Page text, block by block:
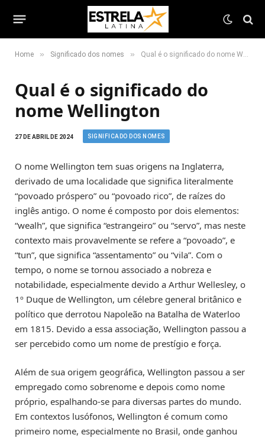
Home » Significado dos nomes » Qual é o significado do nome Wellington
Qual é o significado do
nome Wellington
27 DE ABRIL DE 2024 SIGNIFICADO DOS NOMES
O nome Wellington tem suas origens na Inglaterra,
derivado de uma localidade que significa literalmente
“povoado próspero” ou “povoado rico”, de raízes do
inglês antigo. O nome é composto por dois elementos:
“wealh”, que significa “estrangeiro” ou “servo”, mas neste
contexto mais provavelmente se refere a “povoado”, e
“tun”, que significa “assentamento” ou “vila”. Com o
tempo, o nome se tornou associado a nobreza e
notabilidade, especialmente devido a Arthur Wellesley, o
1º Duque de Wellington, um célebre general britânico e
político que derrotou Napoleão na Batalha de Waterloo
em 1815. Devido a essa associação, Wellington passou a
ser percebido como um nome de prestígio e força.
Além de sua origem geográfica, Wellington passou a ser
empregado como sobrenome e depois como nome
próprio, espalhando-se para diversas partes do mundo.
Em contextos lusófonos, Wellington é comum como
primeiro nome, especialmente no Brasil, onde ganhou